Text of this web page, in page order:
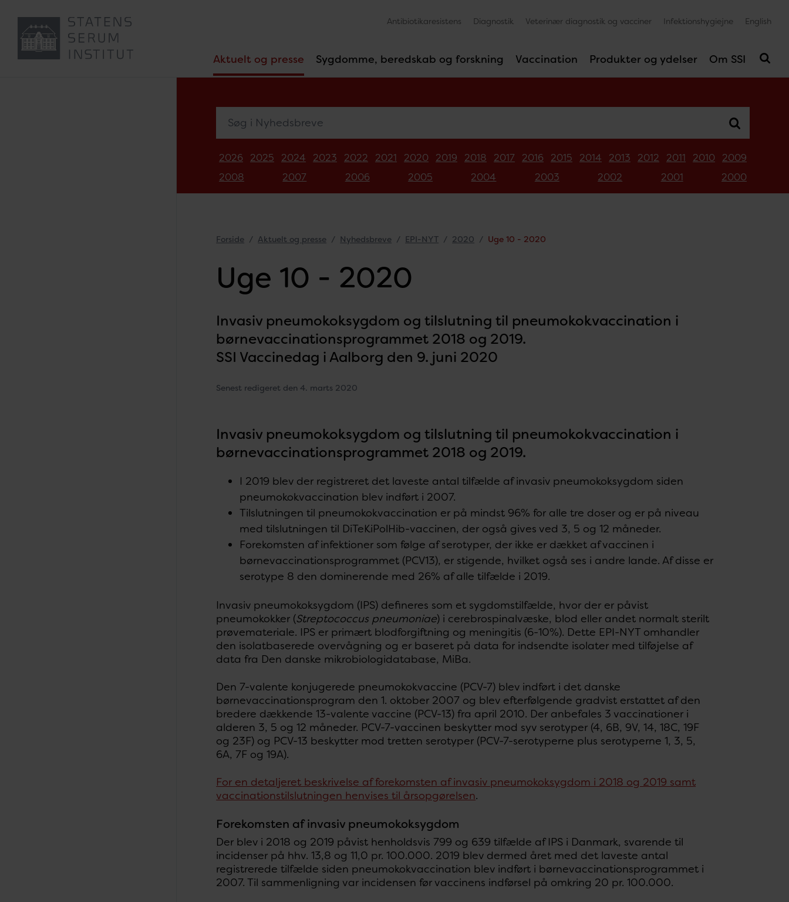
Aktuelt og presse Sygdomme, beredskab og forskning Vaccination Produkter og ydelser Om SSI
Antibiotikaresistens Diagnostik Veterinær diagnostik og vacciner Infektionshygiejne English
2026 2025 2024 2023 2022 2021 2020 2019 2018 2017 2016 2015 2014 2013 2012 2011 2010
2009
2008
2007 2006 2005 2004 2003 2002 2001 2000
Forside Aktuelt og presse Nyhedsbreve EPI-NYT 2020 Uge 10 - 2020
Uge 10 - 2020
Invasiv pneumokoksygdom og tilslutning til pneumokokvaccination i
børnevaccinationsprogrammet 2018 og 2019.
SSI Vaccinedag i Aalborg den 9. juni 2020
Senest redigeret den 4. marts 2020
Invasiv pneumokoksygdom og tilslutning til pneumokokvaccination i
børnevaccinationsprogrammet 2018 og 2019.
I 2019 blev der registreret det laveste antal tilfælde af invasiv pneumokoksygdom siden
pneumokokvaccination blev indført i 2007.
Tilslutningen til pneumokokvaccination er på mindst 96% for alle tre doser og er på niveau
med tilslutningen til DiTeKiPolHib-vaccinen, der også gives ved 3, 5 og 12 måneder.
Forekomsten af infektioner som følge af serotyper, der ikke er dækket af vaccinen i
børnevaccinationsprogrammet (PCV13), er stigende, hvilket også ses i andre lande. Af disse er
serotype 8 den dominerende med 26% af alle tilfælde i 2019.
Invasiv pneumokoksygdom (IPS) defineres som et sygdomstilfælde, hvor der er påvist
pneumokokker (Streptococcus pneumoniae) i cerebrospinalvæske, blod eller andet normalt sterilt
prøvemateriale. IPS er primært blodforgiftning og meningitis (6-10%). Dette EPI-NYT omhandler
den isolatbaserede overvågning og er baseret på data for indsendte isolater med tilføjelse af
data fra Den danske mikrobiologidatabase, MiBa.
Den 7-valente konjugerede pneumokokvaccine (PCV-7) blev indført i det danske
børnevaccinationsprogram den 1. oktober 2007 og blev efterfølgende gradvist erstattet af den
bredere dækkende 13-valente vaccine (PCV-13) fra april 2010. Der anbefales 3 vaccinationer i
alderen 3, 5 og 12 måneder. PCV-7-vaccinen beskytter mod syv serotyper (4, 6B, 9V, 14, 18C, 19F
og 23F) og PCV-13 beskytter mod tretten serotyper (PCV-7-serotyperne plus serotyperne 1, 3, 5,
6A, 7F og 19A).
For en detaljeret beskrivelse af forekomsten af invasiv pneumokoksygdom i 2018 og 2019 samt
vaccinationstilslutningen henvises til årsopgørelsen.
Forekomsten af invasiv pneumokoksygdom
Der blev i 2018 og 2019 påvist henholdsvis 799 og 639 tilfælde af IPS i Danmark, svarende til
incidenser på hhv. 13,8 og 11,0 pr. 100.000. 2019 blev dermed året med det laveste antal
registrerede tilfælde siden pneumokokvaccination blev indført i børnevaccinationsprogrammet i
2007. Til sammenligning var incidensen før vaccinens indførsel på omkring 20 pr. 100.000.